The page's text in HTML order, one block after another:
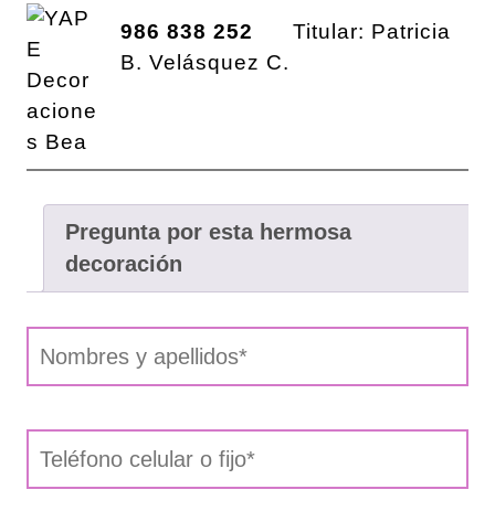
986 838 252 Titular: Patricia
B. Velásquez C.
Pregunta por esta hermosa
decoración